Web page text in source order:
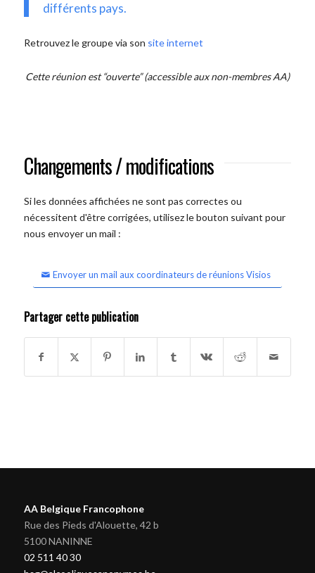
différents pays.
Retrouvez le groupe via son site internet
Cette réunion est “ouverte” (accessible aux non-membres AA)
Changements / modifications
Si les données affichées ne sont pas correctes ou
nécessitent d'être corrigées, utilisez le bouton suivant pour
nous envoyer un mail :
Envoyer un mail aux coordinateurs de réunions Visios
Partager cette publication
AA Belgique Francophone
Rue des Pieds d'Alouette, 42 b
5100 NANINNE
02 511 40 30